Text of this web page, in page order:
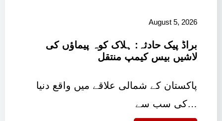
August 5, 2026
براڈ پیک حادثہ: ہلاک کوہ پیماؤں کی
لاشیں بیس کیمپ منتقل
پاکستان کے شمالی علاقے میں واقع دنیا
کی سب سے…